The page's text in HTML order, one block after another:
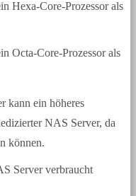
Hexa-Core-Prozessor als
Octa-Core-Prozessor als
kann ein höheres
NAS Server, da
können.
Server verbraucht